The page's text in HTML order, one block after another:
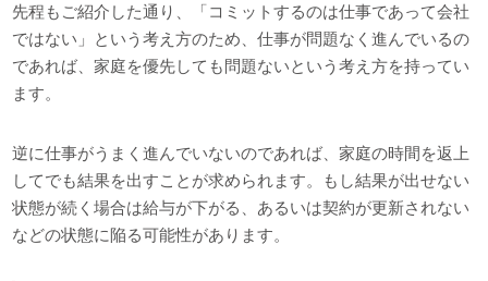
先程もご紹介した通り、「コミットするのは仕事であって会社
ではない」という考え方のため、仕事が問題なく進んでいるの
であれば、家庭を優先しても問題ないという考え方を持ってい
ます。
逆に仕事がうまく進んでいないのであれば、家庭の時間を返上
してでも結果を出すことが求められます。もし結果が出せない
状態が続く場合は給与が下がる、あるいは契約が更新されない
などの状態に陥る可能性があります。